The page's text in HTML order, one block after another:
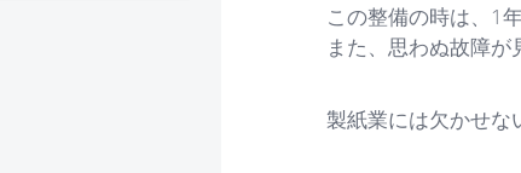
この整備の時は、1
また、思わぬ故障が
製紙業には欠かせな